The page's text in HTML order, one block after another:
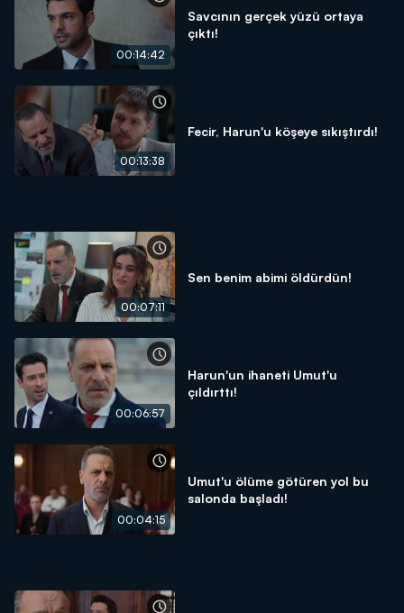
00:14:42
Savcının gerçek yüzü ortaya
çıktı!
00:13:38
Fecir, Harun'u köşeye sıkıştırdı!
00:07:11
Sen benim abimi öldürdün!
00:06:57
Harun'un ihaneti Umut'u
çıldırttı!
00:04:15
Umut'u ölüme götüren yol bu
salonda başladı!